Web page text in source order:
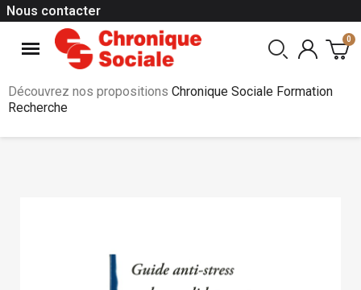
Nous contacter
Découvrez nos propositions Chronique Sociale Formation
Recherche